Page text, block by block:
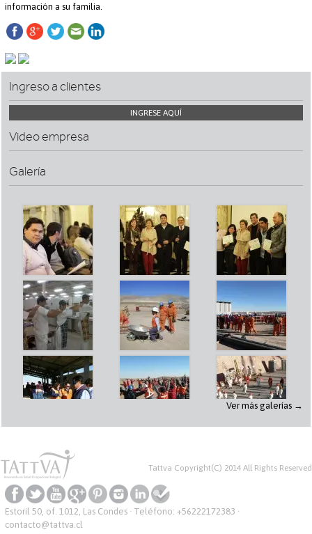
información a su familia.
Ingreso a clientes
INGRESE AQUÍ
Video empresa
Galería
Ver más galerías →
Tattva Copyright(C) 2014 All Rights Reserved
Estoril 50, of. 1012, Las Condes · Teléfono: +56222172383 ·
contacto@tattva.cl